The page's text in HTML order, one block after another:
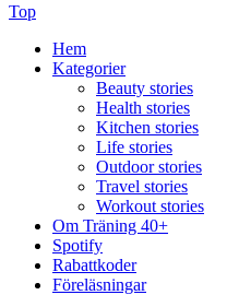
Top
Hem
Kategorier
Beauty stories
Health stories
Kitchen stories
Life stories
Outdoor stories
Travel stories
Workout stories
Om Träning 40+
Spotify
Rabattkoder
Föreläsningar